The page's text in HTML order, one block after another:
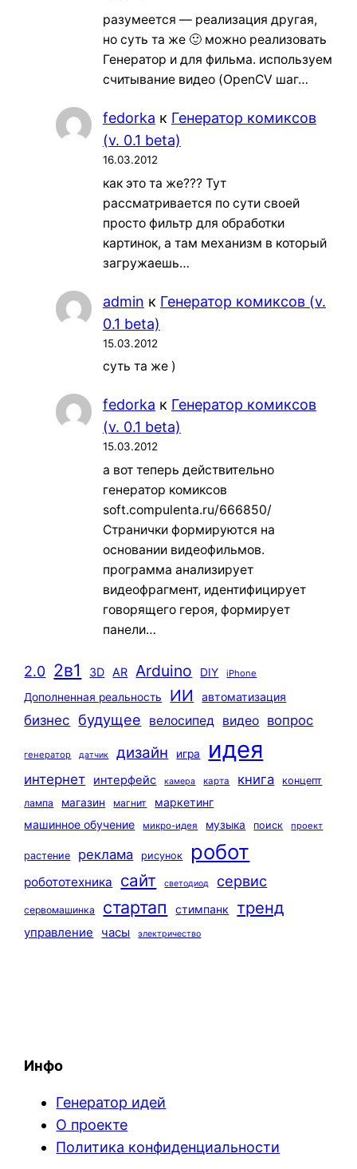
разумеется — реализация другая,
но суть та же 🙂 можно реализовать
Генератор и для фильма. используем
считывание видео (OpenCV шаг…
fedorka к Генератор комиксов
(v. 0.1 beta)
16.03.2012
как это та же??? Тут
рассматривается по сути своей
просто фильтр для обработки
картинок, а там механизм в который
загружаешь…
admin к Генератор комиксов (v.
0.1 beta)
15.03.2012
суть та же )
fedorka к Генератор комиксов
(v. 0.1 beta)
15.03.2012
а вот теперь действительно
генератор комиксов
soft.compulenta.ru/666850/
Странички формируются на
основании видеофильмов.
программа анализирует
видеофрагмент, идентифицирует
говорящего героя, формирует
панели…
2.0 2в1 3D AR Arduino DIY iPhone
Дополненная реальность ИИ автоматизация
бизнес будущее велосипед видео вопрос
генератор датчик дизайн игра идея
интернет интерфейс камера карта книга
концепт
лампа
магазин магнит
маркетинг
машинное обучение
микро-идея музыка поиск проект
растение реклама рисунок робот
робототехника сайт светодиод сервис
сервомашинка стартап стимпанк тренд
управление часы электричество
Инфо
Генератор идей
О проекте
Политика конфиденциальности